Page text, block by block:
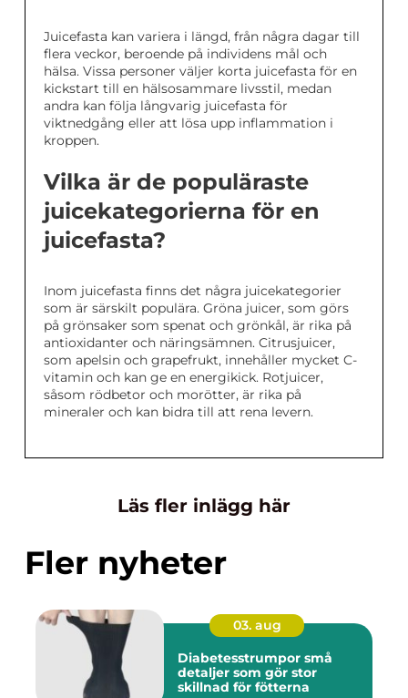
Juicefasta kan variera i längd, från några dagar till
flera veckor, beroende på individens mål och
hälsa. Vissa personer väljer korta juicefasta för en
kickstart till en hälsosammare livsstil, medan
andra kan följa långvarig juicefasta för
viktnedgång eller att lösa upp inflammation i
kroppen.
Vilka är de populäraste
juicekategorierna för en
juicefasta?
Inom juicefasta finns det några juicekategorier
som är särskilt populära. Gröna juicer, som görs
på grönsaker som spenat och grönkål, är rika på
antioxidanter och näringsämnen. Citrusjuicer,
som apelsin och grapefrukt, innehåller mycket C-
vitamin och kan ge en energikick. Rotjuicer,
såsom rödbetor och morötter, är rika på
mineraler och kan bidra till att rena levern.
Läs fler inlägg här
Fler nyheter
03. aug
Diabetesstrumpor små
detaljer som gör stor
skillnad för fötterna